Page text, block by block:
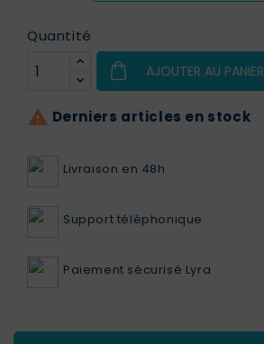
Quantité
AJOUTER AU PANIER
 Derniers articles en stock
Livraison en 48h
Support téléphonique
Paiement sécurisé Lyra